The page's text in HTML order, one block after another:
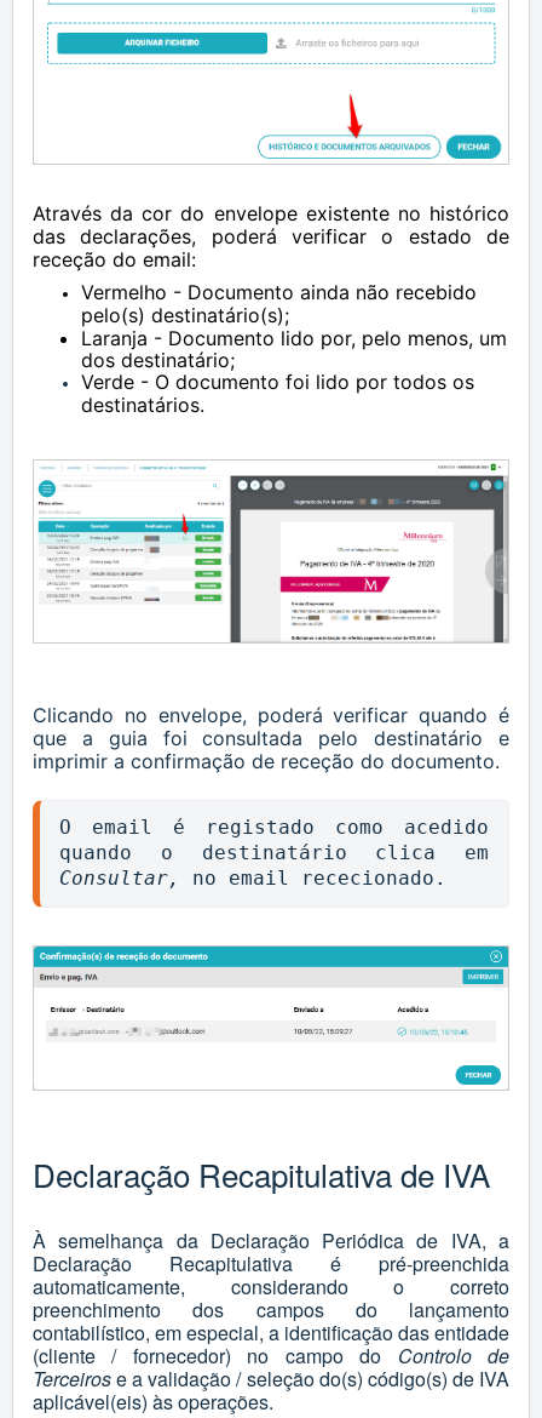
Através da cor do envelope existente no histórico
das declarações, poderá verificar o estado de
receção do email:
Vermelho - Documento ainda não recebido
pelo(s) destinatário(s);
Laranja - Documento lido por, pelo menos, um
dos destinatário;
Verde - O documento foi lido por todos os
destinatários.
Clicando no envelope, poderá verificar quando é
que a guia foi consultada pelo destinatário e
imprimir a confirmação de receção do documento.
O email é registado como acedido
Consultar,
no email rececionado.
Declaração Recapitulativa de IVA
À semelhança da Declaração Periódica de IVA, a
Declaração Recapitulativa é pré-preenchida
automaticamente, considerando o correto
preenchimento dos campos do lançamento
contabilístico, em especial, a identificação das entidade
(cliente / fornecedor) no campo do Controlo de
Terceirose a validação / seleção do(s) código(s) de IVA
aplicável(eis) às operações.